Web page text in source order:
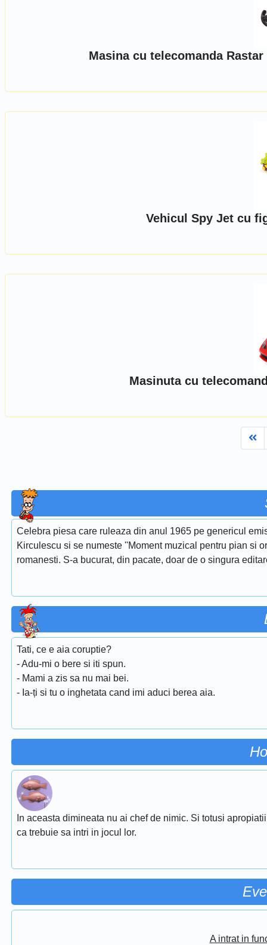
Masina cu telecomanda
Vehicul Spy Jet cu
Masinuta cu
Celebra piesa care ruleaza din anul 1965 pe genericul
Kirculescu si se numeste ''Moment muzical pentru pian si
romanesti. S-a bucurat, din pacate, doar de o singura
Tati, ce e aia coruptie?
- Adu-mi o bere si iti spun.
- Mami a zis sa nu mai bei.
- Ia-ți si tu o inghetata cand imi aduci berea aia.
In aceasta dimineata nu ai chef de nimic. Si totusi
ca trebuie sa intri in jocul lor.
A intrat in